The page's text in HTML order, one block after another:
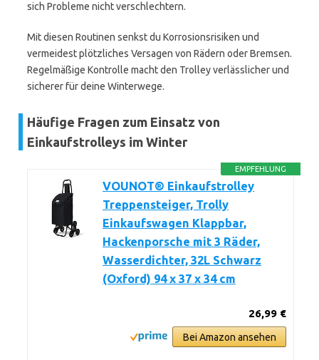
sich Probleme nicht verschlechtern.
Mit diesen Routinen senkst du Korrosionsrisiken und
vermeidest plötzliches Versagen von Rädern oder Bremsen.
Regelmäßige Kontrolle macht den Trolley verlässlicher und
sicherer für deine Winterwege.
Häufige Fragen zum Einsatz von
Einkaufstrolleys im Winter
EMPFEHLUNG
VOUNOT® Einkaufstrolley
Treppensteiger, Trolly
Einkaufswagen Klappbar,
Hackenporsche mit 3 Räder,
Wasserdichter, 32L Schwarz
(Oxford) 94 x 37 x 34 cm
26,99 €
Bei Amazon ansehen